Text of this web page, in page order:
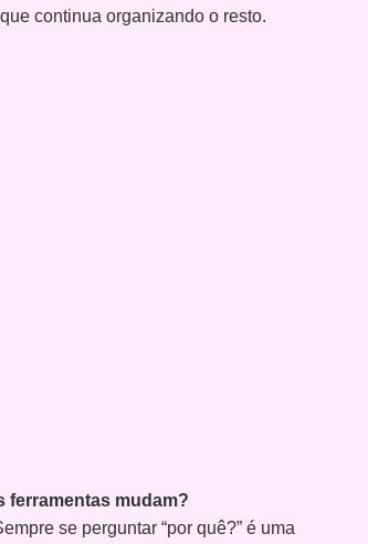
continua organizando o resto.
ferramentas mudam?
se perguntar “por quê?” é uma